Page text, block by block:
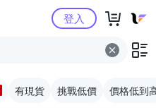
Yahoo購物中心登入
有現貨 挑戰低價 價格低到